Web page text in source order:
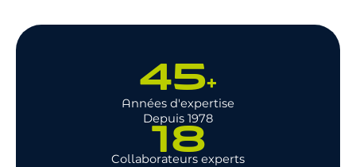
Années d'expertise
Depuis 1978
45+
Collaborateurs experts
18